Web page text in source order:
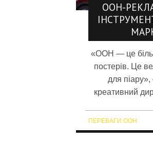
OOH-
«OOH — це
постерів. Це
для
креативний
ПЕРЕВАГИ OOH